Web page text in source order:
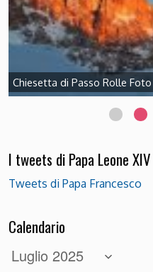
I tweets di Papa Leone XIV
Tweets di Papa Francesco
Calendario